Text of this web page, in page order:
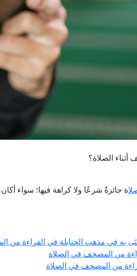
الصلاة؟
ة جائزةٌ شرعًا ولا كراهة فيها؛ سواء
به في مذهب الحنابلة في القراءة من
من المصحف في الصلاة
من المصحف في الصلاة